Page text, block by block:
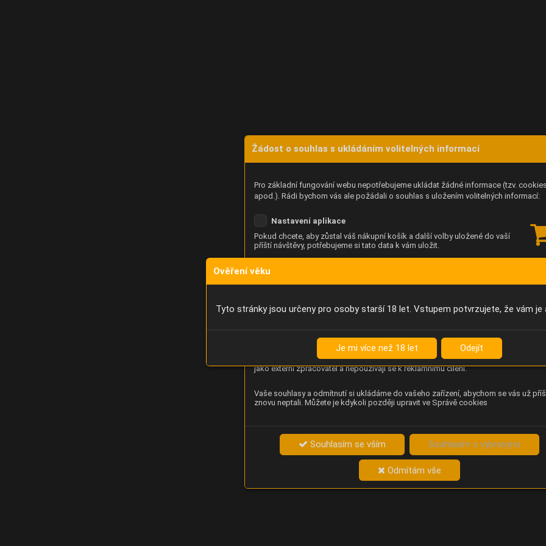
Žádost o souhlas s ukládáním volitelných informací
Pro základní fungování webu nepotřebujeme ukládat žádné informace (tzv.
apod.). Rádi bychom vás ale požádali o souhlas s uložením volitelných informací:
Nastavení aplikace
Pokud chcete, aby zůstal váš nákupní košík a další volby uložené do vaší
příští návštěvy, potřebujeme si tato data k vám uložit.
Analýza chování návštěvníků na webu (pohyb kurzoru, kliknutí, procházení
stránek a heatmapy), která provozovateli e-shopu Betelné škopek pomáhá
zlepšovat obsah a použitelnost. Data zpracovává služba Contentsquare
jako externí zpracovatel a nepoužívají se k reklamnímu cílení.
Vaše souhlasy a odmítnutí si ukládáme do vašeho zařízení, abychom se vás už
znovu neptali. Můžete je kdykoli později upravit ve Správě cookies
Souhlasím se vším Souhlasím s vybranými
Odmítám vše
Ověření věku
Tyto stránky jsou určeny pro osoby starší 18 let. Vstupem potvrzujete, že vám je
Je mi více než 18 let Odejít